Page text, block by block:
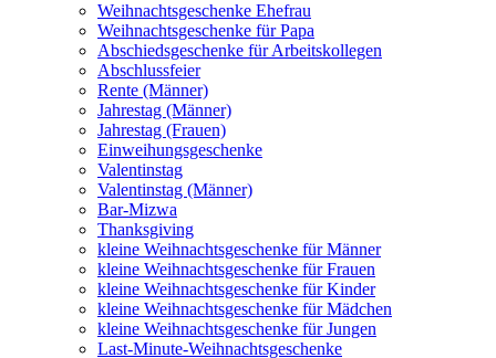
Weihnachtsgeschenke Ehefrau
Weihnachtsgeschenke für Papa
Abschiedsgeschenke für Arbeitskollegen
Abschlussfeier
Rente (Männer)
Jahrestag (Männer)
Jahrestag (Frauen)
Einweihungsgeschenke
Valentinstag
Valentinstag (Männer)
Bar-Mizwa
Thanksgiving
kleine Weihnachtsgeschenke für Männer
kleine Weihnachtsgeschenke für Frauen
kleine Weihnachtsgeschenke für Kinder
kleine Weihnachtsgeschenke für Mädchen
kleine Weihnachtsgeschenke für Jungen
Last-Minute-Weihnachtsgeschenke